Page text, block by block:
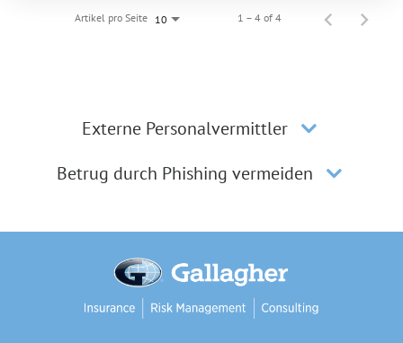
Artikel pro Seite 10 1 – 4 of 4
Externe Personalvermittler
Betrug durch Phishing vermeiden